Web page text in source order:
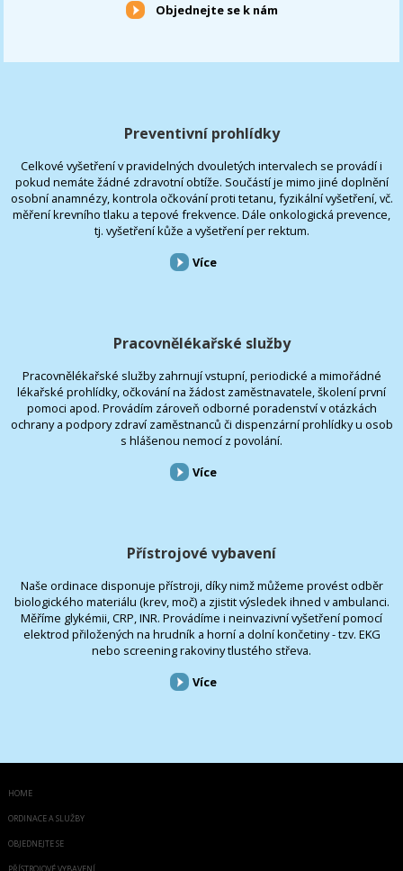
Objednejte se k nám
Preventivní prohlídky
Celkové vyšetření v pravidelných dvouletých intervalech se provádí i
pokud nemáte žádné zdravotní obtíže. Součástí je mimo jiné doplnění
osobní anamnézy, kontrola očkování proti tetanu, fyzikální vyšetření, vč.
měření krevního tlaku a tepové frekvence. Dále onkologická prevence,
tj. vyšetření kůže a vyšetření per rektum.
Více
Pracovnělékařské služby
Pracovnělékařské služby zahrnují vstupní, periodické a mimořádné
lékařské prohlídky, očkování na žádost zaměstnavatele, školení první
pomoci apod. Provádím zároveň odborné poradenství v otázkách
ochrany a podpory zdraví zaměstnanců či dispenzární prohlídky u osob
s hlášenou nemocí z povolání.
Více
Přístrojové vybavení
Naše ordinace disponuje přístroji, díky nimž můžeme provést odběr
biologického materiálu (krev, moč) a zjistit výsledek ihned v ambulanci.
Měříme glykémii, CRP, INR. Provádíme i neinvazivní vyšetření pomocí
elektrod přiložených na hrudník a horní a dolní končetiny - tzv. EKG
nebo screening rakoviny tlustého střeva.
Více
HOME
ORDINACE A SLUŽBY
OBJEDNEJTE SE
PŘÍSTROJOVÉ VYBAVENÍ